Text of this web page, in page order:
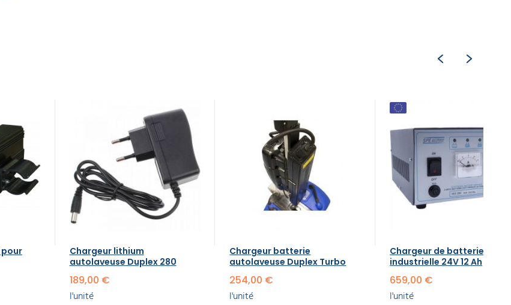
Chargeur lithium
autolaveuse Duplex 280
189,00 €
l'unité
Chargeur batterie
autolaveuse Duplex Turbo
254,00 €
l'unité
Chargeur de batterie
industrielle 24V 12 Ah
659,00 €
l'unité